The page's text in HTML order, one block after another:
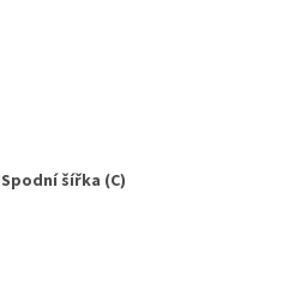
Spodní šířka (C)